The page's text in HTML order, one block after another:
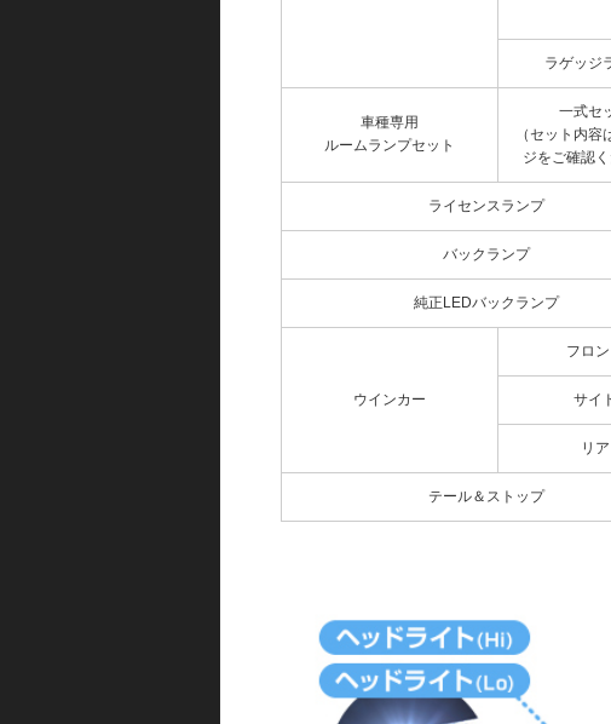
ラゲッジ
車種専用
ルームランプセット
一式セ
（セット内容
ジをご確認く
ライセンスランプ
バックランプ
純正LEDバックランプ
ウインカー
フロン
サイ
リア
テール＆ストップ